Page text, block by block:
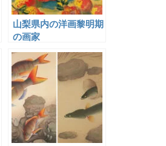
山梨県内の洋画黎明期
の画家